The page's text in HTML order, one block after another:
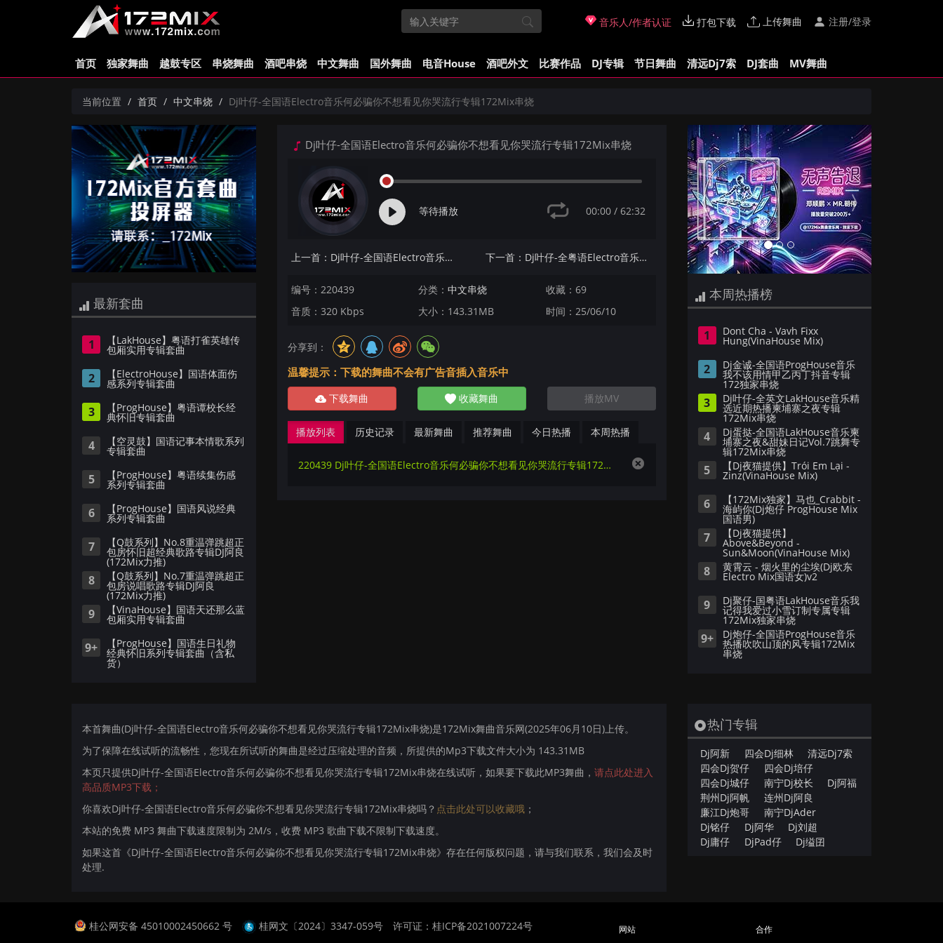
音乐人/作者认证 打包下载 上传舞曲 注册/登录
首页 独家舞曲 越鼓专区 串烧舞曲 酒吧串烧 中文舞曲 国外舞曲 电音House 酒吧外文 比赛作品 DJ专辑 节日舞曲 清远Dj7索 DJ套曲 MV舞曲
当前位置 首页 中文串烧 Dj叶仔-全国语Electro音乐何必骗你不想看见你哭流行专辑172Mix串烧
最新套曲
1 【LakHouse】粤语打雀英雄传
包厢实用专辑套曲
2 【ElectroHouse】国语体面伤
感系列专辑套曲
3 【ProgHouse】粤语谭校长经
典怀旧专辑套曲
4 【空灵鼓】国语记事本情歌系列
专辑套曲
5 【ProgHouse】粤语续集伤感
系列专辑套曲
6 【ProgHouse】国语风说经典
系列专辑套曲
7 【Q鼓系列】No.8重温弹跳超正
包房怀旧超经典歌路专辑DJ阿良
(172Mix力推)
8 【Q鼓系列】No.7重温弹跳超正
包房说唱歌路专辑DJ阿良
(172Mix力推)
9 【VinaHouse】国语天还那么蓝
包厢实用专辑套曲
9+ 【ProgHouse】国语生日礼物
经典怀旧系列专辑套曲（含私
货）
Dj叶仔-全国语Electro音乐何必骗你不想看见你哭流行专辑172Mix串烧
等待播放 00:00 / 62:32
上一首：Dj叶仔-全国语Electro音乐选择失忆只为你着迷流行专辑172Mix串烧 下一首：Dj叶仔-全粤语Electro音乐不再说永远谁专辑172Mix串烧
编号：220439 分类：中文串烧
收藏：69
音质：320 Kbps
大小：143.31MB 时间：25/06/10
分享到：
温馨提示：下载的舞曲不会有广告音插入音乐中
下载舞曲 收藏舞曲 播放MV
播放列表 历史记录 最新舞曲 推荐舞曲 今日热播 本周热播
220439 Dj叶仔-全国语Electro音乐何必骗你不想看见你哭流行专辑172Mix串烧
Previous Next
本周热播榜
1 Dont Cha - Vavh Fixx
Hung(VinaHouse Mix)
2 Dj金诚-全国语ProgHouse音乐
我不该用情甲乙丙丁抖音专辑
172独家串烧
3 Dj叶仔-全英文LakHouse音乐精
选近期热播柬埔寨之夜专辑
172Mix串烧
4 Dj蛋挞-全国语LakHouse音乐柬
埔寨之夜&甜妹日记Vol.7跳舞专
辑172Mix串烧
5 【Dj夜猫提供】Trói Em Lại -
Zinz(VinaHouse Mix)
6 【172Mix独家】马也_Crabbit -
海屿你(Dj炮仔 ProgHouse Mix
国语男)
7 【Dj夜猫提供】
Above&Beyond -
Sun&Moon(VinaHouse Mix)
8 黄霄云 - 烟火里的尘埃(Dj欧东
Electro Mix国语女)v2
9 Dj聚仔-国粤语LakHouse音乐我
记得我爱过小雪订制专属专辑
172Mix独家串烧
9+ Dj炮仔-全国语ProgHouse音乐
热播吹吹山顶的风专辑172Mix
串烧
本首舞曲(Dj叶仔-全国语Electro音乐何必骗你不想看见你哭流行专辑172Mix串烧)是172Mix舞曲音乐网(2025年06月10日)上传。
为了保障在线试听的流畅性，您现在所试听的舞曲是经过压缩处理的音频，所提供的Mp3下载文件大小为 143.31MB
本页只提供Dj叶仔-全国语Electro音乐何必骗你不想看见你哭流行专辑172Mix串烧在线试听，如果要下载此MP3舞曲， 请点此处进入
高品质MP3下载；
你喜欢Dj叶仔-全国语Electro音乐何必骗你不想看见你哭流行专辑172Mix串烧吗？ 点击此处可以收藏哦 ；
本站的免费 MP3 舞曲下载速度限制为 2M/s，收费 MP3 歌曲下载不限制下载速度。
如果这首《Dj叶仔-全国语Electro音乐何必骗你不想看见你哭流行专辑172Mix串烧》存在任何版权问题，请与我们联系，我们会及时
处理.
热门专辑
Dj阿新 四会Dj细林
清远Dj7索
四会Dj贺仔
四会Dj培仔
四会Dj城仔
南宁Dj校长
Dj阿福
荆州Dj阿帆
连州Dj阿良
廉江Dj炮哥
南宁DjAder
Dj铭仔
Dj阿华
Dj刘超
Dj庸仔
DjPad仔 Dj缢囝
桂公网安备 45010002450662 号 桂网文〔2024〕3347-059号
许可证：桂ICP备2021007224号
网站 合作